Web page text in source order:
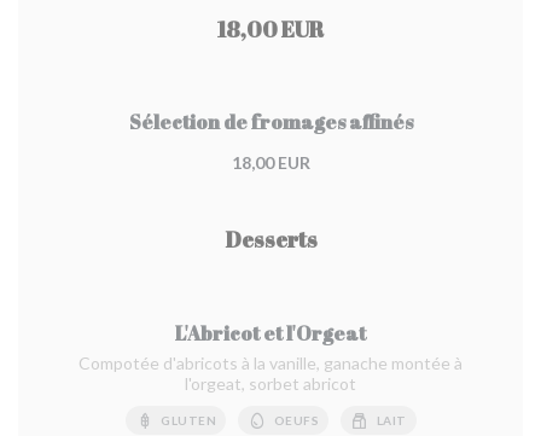
18,00 EUR
Sélection de fromages affinés
18,00 EUR
Desserts
L'Abricot et l'Orgeat
Compotée d'abricots à la vanille, ganache montée à
l'orgeat, sorbet abricot
GLUTEN OEUFS LAIT